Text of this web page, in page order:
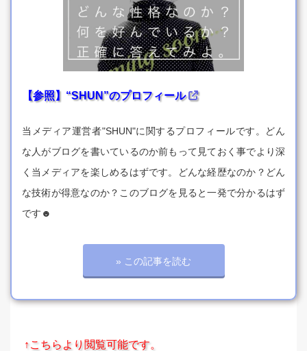
【参照】“SHUN”のプロフィール
当メディア運営者"SHUN"に関するプロフィールです。どん
な人がブログを書いているのか前もって見ておく事でより深
く当メディアを楽しめるはずです。どんな経歴なのか？どん
な技術が得意なのか？このブログを見ると一発で分かるはず
です☻
» この記事を読む
↑こちらより閲覧可能です。